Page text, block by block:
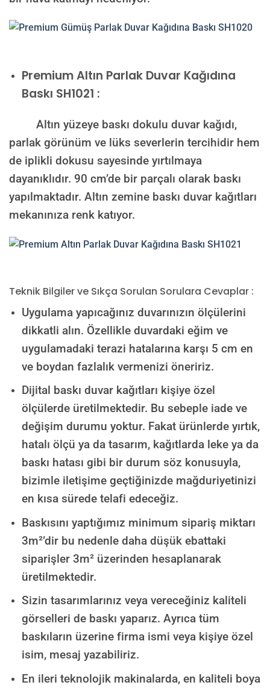
PremiumAltın Parlak Duvar Kağıdına
Baskı SH1021 :
Altın yüzeye baskı dokulu duvar kağıdı,
parlak görünüm ve lüks severlerin tercihidir hem
de iplikli dokusu sayesinde yırtılmaya
dayanıklıdır. 90 cm’de bir parçalı olarak baskı
yapılmaktadır. Altın zemine baskı duvar kağıtları
mekanınıza renk katıyor.
Teknik Bilgiler ve Sıkça Sorulan Sorulara Cevaplar :
Uygulama yapıcağınız duvarınızın ölçülerini
dikkatli alın. Özellikle duvardaki eğim ve
uygulamadaki terazi hatalarına karşı 5 cm en
ve boydan fazlalık vermenizi öneririz.
Dijital baskı duvar kağıtları kişiye özel
ölçülerde üretilmektedir. Bu sebeple iade ve
değişim durumu yoktur. Fakat ürünlerde yırtık,
hatalı ölçü ya da tasarım, kağıtlarda leke ya da
baskı hatası gibi bir durum söz konusuyla,
bizimle iletişime geçtiğinizde mağduriyetinizi
en kısa sürede telafi edeceğiz.
Baskısını yaptığımız minimum sipariş miktarı
3m²’dir bu nedenle daha düşük ebattaki
siparişler 3m² üzerinden hesaplanarak
üretilmektedir.
Sizin tasarımlarınız veya vereceğiniz kaliteli
görselleri de baskı yaparız. Ayrıca tüm
baskıların üzerine firma ismi veya kişiye özel
isim, mesaj yazabiliriz.
En ileri teknolojik makinalarda, en kaliteli boya